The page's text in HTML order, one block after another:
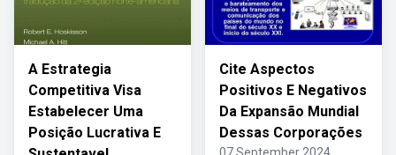
A Estrategia
Competitiva Visa
Estabelecer Uma
Posição Lucrativa E
Cite Aspectos
Positivos E Negativos
Da Expansão Mundial
Dessas Corporações